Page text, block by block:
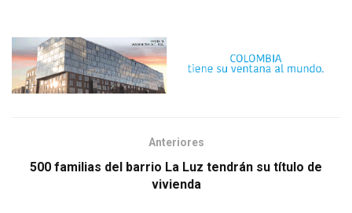
Anteriores
500 familias del barrio La Luz tendrán su título de
vivienda